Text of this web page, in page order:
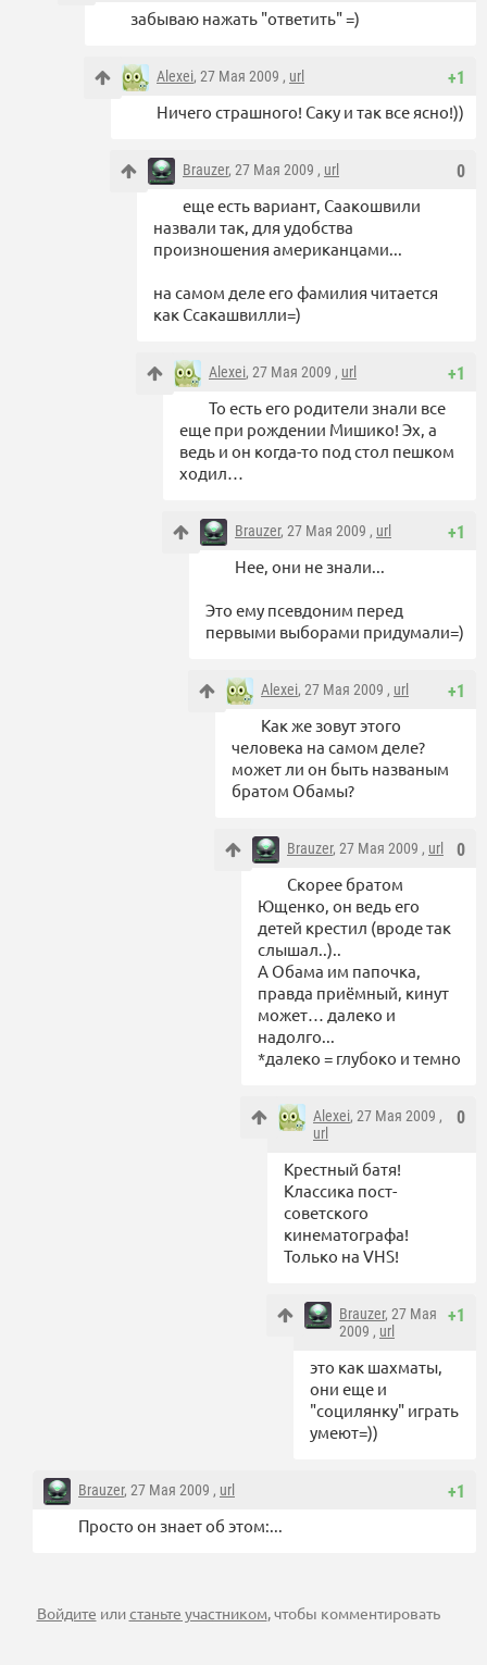
забываю нажать "ответить" =)
+1
Alexei, 27 Мая 2009 , url
Ничего страшного! Саку и так все ясно!))
0
Brauzer, 27 Мая 2009 , url
еще есть вариант, Саакошвили
назвали так, для удобства
произношения американцами...
на самом деле его фамилия читается
как Ссакашвилли=)
+1
Alexei, 27 Мая 2009 , url
То есть его родители знали все
еще при рождении Мишико! Эх, а
ведь и он когда-то под стол пешком
ходил…
+1
Brauzer, 27 Мая 2009 , url
Нее, они не знали...
Это ему псевдоним перед
первыми выборами придумали=)
+1
Alexei, 27 Мая 2009 , url
Как же зовут этого
человека на самом деле?
может ли он быть названым
братом Обамы?
0
Brauzer, 27 Мая 2009 , url
Скорее братом
Ющенко, он ведь его
детей крестил (вроде так
слышал..)..
А Обама им папочка,
правда приёмный, кинут
может… далеко и
надолго...
*далеко = глубоко и темно
0
Alexei, 27 Мая 2009 ,
url
Крестный батя!
Классика пост-
советского
кинематографа!
Только на VHS!
+1
Brauzer, 27 Мая
2009 , url
это как шахматы,
они еще и
"социлянку" играть
умеют=))
+1
Brauzer, 27 Мая 2009 , url
Просто он знает об этом:...
Войдите илистаньте участником , чтобы комментировать